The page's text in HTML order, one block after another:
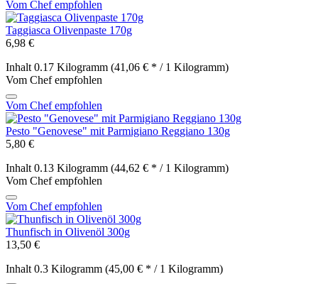
Vom Chef empfohlen
Taggiasca Olivenpaste 170g
6,98 €
Inhalt 0.17 Kilogramm (41,06 € * / 1 Kilogramm)
Vom Chef empfohlen
Vom Chef empfohlen
Pesto "Genovese" mit Parmigiano Reggiano 130g
5,80 €
Inhalt 0.13 Kilogramm (44,62 € * / 1 Kilogramm)
Vom Chef empfohlen
Vom Chef empfohlen
Thunfisch in Olivenöl 300g
13,50 €
Inhalt 0.3 Kilogramm (45,00 € * / 1 Kilogramm)